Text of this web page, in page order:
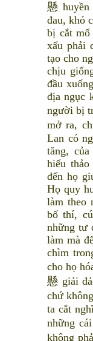
懸 huyền
đau, khó
bị cắt mổ
xấu phải
tạo cho
chịu
đầu
địa ngục
người bị
mở ra,
Lan có
tăng,
hiếu
đến họ
Họ quy
làm theo
bố thí,
những tư
làm mà
chìm
cho họ
懸 giải
chứ
ta cắt
những
không